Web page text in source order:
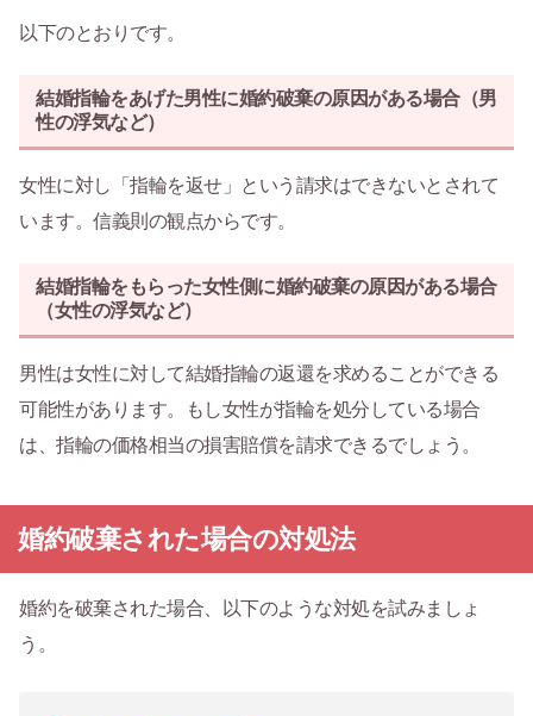
以下のとおりです。
結婚指輪をあげた男性に婚約破棄の原因がある場合（男
性の浮気など）
女性に対し「指輪を返せ」という請求はできないとされて
います。信義則の観点からです。
結婚指輪をもらった女性側に婚約破棄の原因がある場合
（女性の浮気など）
男性は女性に対して結婚指輪の返還を求めることができる
可能性があります。もし女性が指輪を処分している場合
は、指輪の価格相当の損害賠償を請求できるでしょう。
婚約破棄された場合の対処法
婚約を破棄された場合、以下のような対処を試みましょ
う。